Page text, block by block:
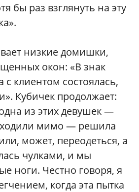
бы раз взглянуть на эту
низкие домишки,
окон: «В знак
с клиентом состоялась,
Кубичек продолжает:
из этих девушек —
мимо — решила
может, переодеться, а
чулками, и мы
ноги. Честно говоря, я
когда эта пытка